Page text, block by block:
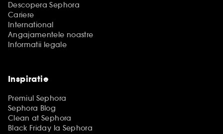
Descopera Sephora
Cariere
International
Angajamentele noastre
Informatii legale
Inspiratie
Premiul Sephora
Sephora Blog
Clean at Sephora
Black Friday la Sephora